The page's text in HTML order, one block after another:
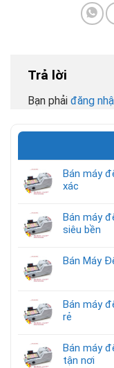
Trả lời
Bạn phải đăng
Bán máy
xác
Bán máy
siêu bền
Bán Máy
Bán máy
rẻ
Bán máy
tận nơi